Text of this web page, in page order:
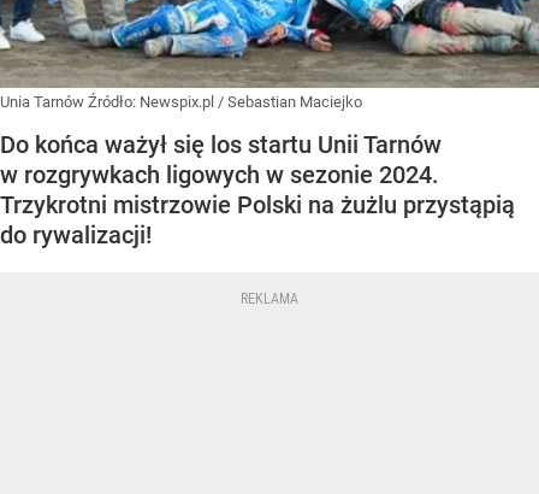
Unia Tarnów Źródło: Newspix.pl / Sebastian Maciejko
Do końca ważył się los startu Unii Tarnów
w rozgrywkach ligowych w sezonie 2024.
Trzykrotni mistrzowie Polski na żużlu przystąpią
do rywalizacji!